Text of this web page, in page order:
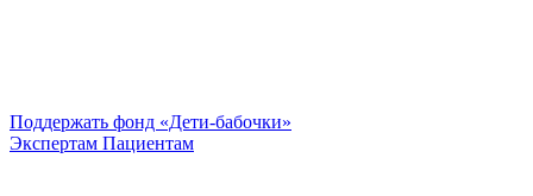
Поддержать фонд «Дети-бабочки»
Экспертам Пациентам